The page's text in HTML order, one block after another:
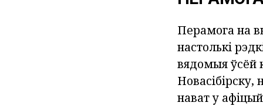
Перамога на
настолькі
вядомыя ўсёй
Новасібірску,
нават у